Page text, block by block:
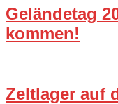
Geländetag
kommen!
Zeltlager auf